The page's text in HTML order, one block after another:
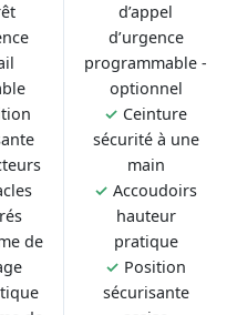
de
d’appel
d’urgence
programmable -
optionnel
✓ Ceinture
sécurité à une
main
✓ Accoudoirs
hauteur
pratique
✓ Position
sécurisante